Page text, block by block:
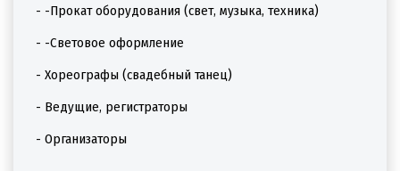
- -Прокат оборудования (свет, музыка, техника)
- -Световое оформление
- Хореографы (свадебный танец)
- Ведущие, регистраторы
- Организаторы